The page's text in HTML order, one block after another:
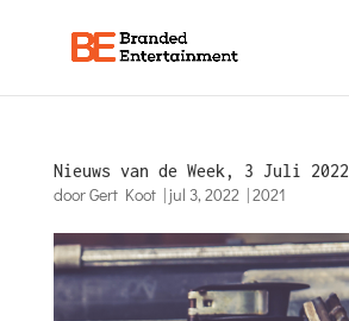
Nieuws van de Week, 3 Juli 2022
doorGert Koot|jul 3, 2022|2021